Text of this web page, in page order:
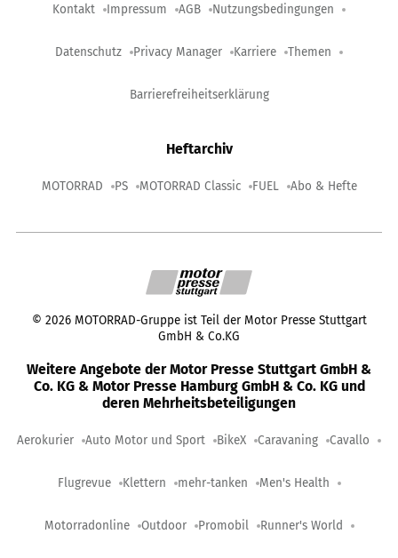
Kontakt Impressum AGB Nutzungsbedingungen
Datenschutz Privacy Manager Karriere Themen
Barrierefreiheitserklärung
Heftarchiv
MOTORRAD PS MOTORRAD Classic FUEL Abo & Hefte
© 2026 MOTORRAD-Gruppe ist Teil der Motor Presse Stuttgart
GmbH & Co.KG
Weitere Angebote der Motor Presse Stuttgart GmbH &
Co. KG & Motor Presse Hamburg GmbH & Co. KG und
deren Mehrheitsbeteiligungen
Aerokurier Auto Motor und Sport BikeX Caravaning Cavallo
Flugrevue Klettern mehr-tanken Men's Health
Motorradonline Outdoor Promobil Runner's World